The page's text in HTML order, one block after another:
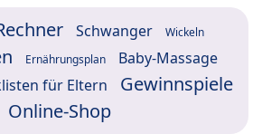
Schwanger Wickeln
Ernährungsplan Baby-Massage
für Eltern
Gewinnspiele
Online-Shop